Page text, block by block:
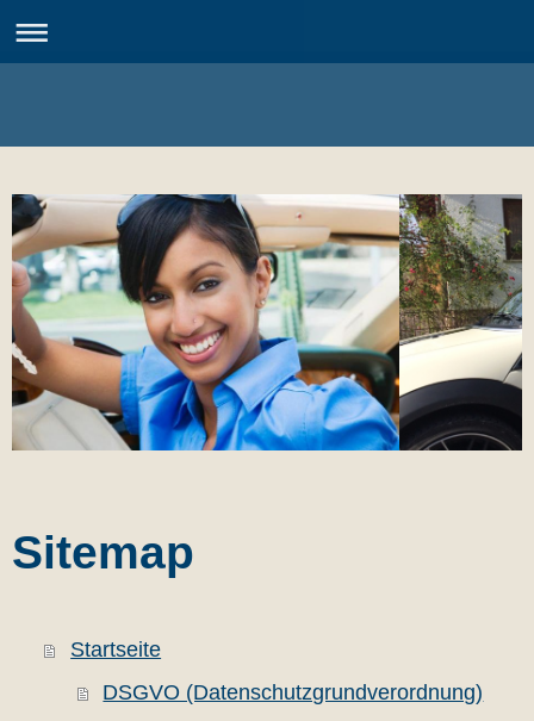
Sitemap
Startseite
DSGVO (Datenschutzgrundverordnung)